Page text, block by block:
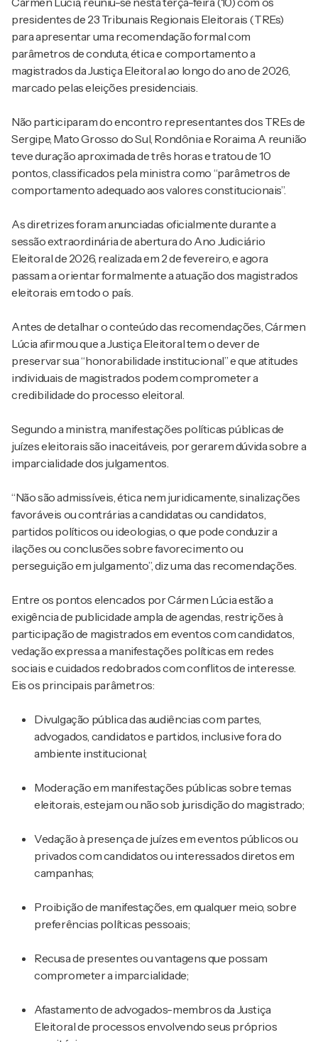
presidentes de 23 Tribunais Regionais Eleitorais (TREs)
para apresentar uma recomendação formal com
parâmetros de conduta, ética e comportamento a
magistrados da Justiça Eleitoral ao longo do ano de 2026,
marcado pelas eleições presidenciais.
Não participaram do encontro representantes dos TREs de
Sergipe, Mato Grosso do Sul, Rondônia e Roraima. A reunião
teve duração aproximada de três horas e tratou de 10
pontos, classificados pela ministra como “parâmetros de
comportamento adequado aos valores constitucionais”.
As diretrizes foram anunciadas oficialmente durante a
sessão extraordinária de abertura do Ano Judiciário
Eleitoral de 2026, realizada em 2 de fevereiro, e agora
passam a orientar formalmente a atuação dos magistrados
eleitorais em todo o país.
Antes de detalhar o conteúdo das recomendações, Cármen
Lúcia afirmou que a Justiça Eleitoral tem o dever de
preservar sua “honorabilidade institucional” e que atitudes
individuais de magistrados podem comprometer a
credibilidade do processo eleitoral.
Segundo a ministra, manifestações políticas públicas de
juízes eleitorais são inaceitáveis, por gerarem dúvida sobre a
imparcialidade dos julgamentos.
“Não são admissíveis, ética nem juridicamente, sinalizações
favoráveis ou contrárias a candidatas ou candidatos,
partidos políticos ou ideologias, o que pode conduzir a
ilações ou conclusões sobre favorecimento ou
perseguição em julgamento”, diz uma das recomendações.
Entre os pontos elencados por Cármen Lúcia estão a
exigência de publicidade ampla de agendas, restrições à
participação de magistrados em eventos com candidatos,
vedação expressa a manifestações políticas em redes
sociais e cuidados redobrados com conflitos de interesse.
Eis os principais parâmetros:
Divulgação pública das audiências com partes,
advogados, candidatos e partidos, inclusive fora do
ambiente institucional;
Moderação em manifestações públicas sobre temas
eleitorais, estejam ou não sob jurisdição do magistrado;
Vedação à presença de juízes em eventos públicos ou
privados com candidatos ou interessados diretos em
campanhas;
Proibição de manifestações, em qualquer meio, sobre
preferências políticas pessoais;
Recusa de presentes ou vantagens que possam
comprometer a imparcialidade;
Afastamento de advogados-membros da Justiça
Eleitoral de processos envolvendo seus próprios